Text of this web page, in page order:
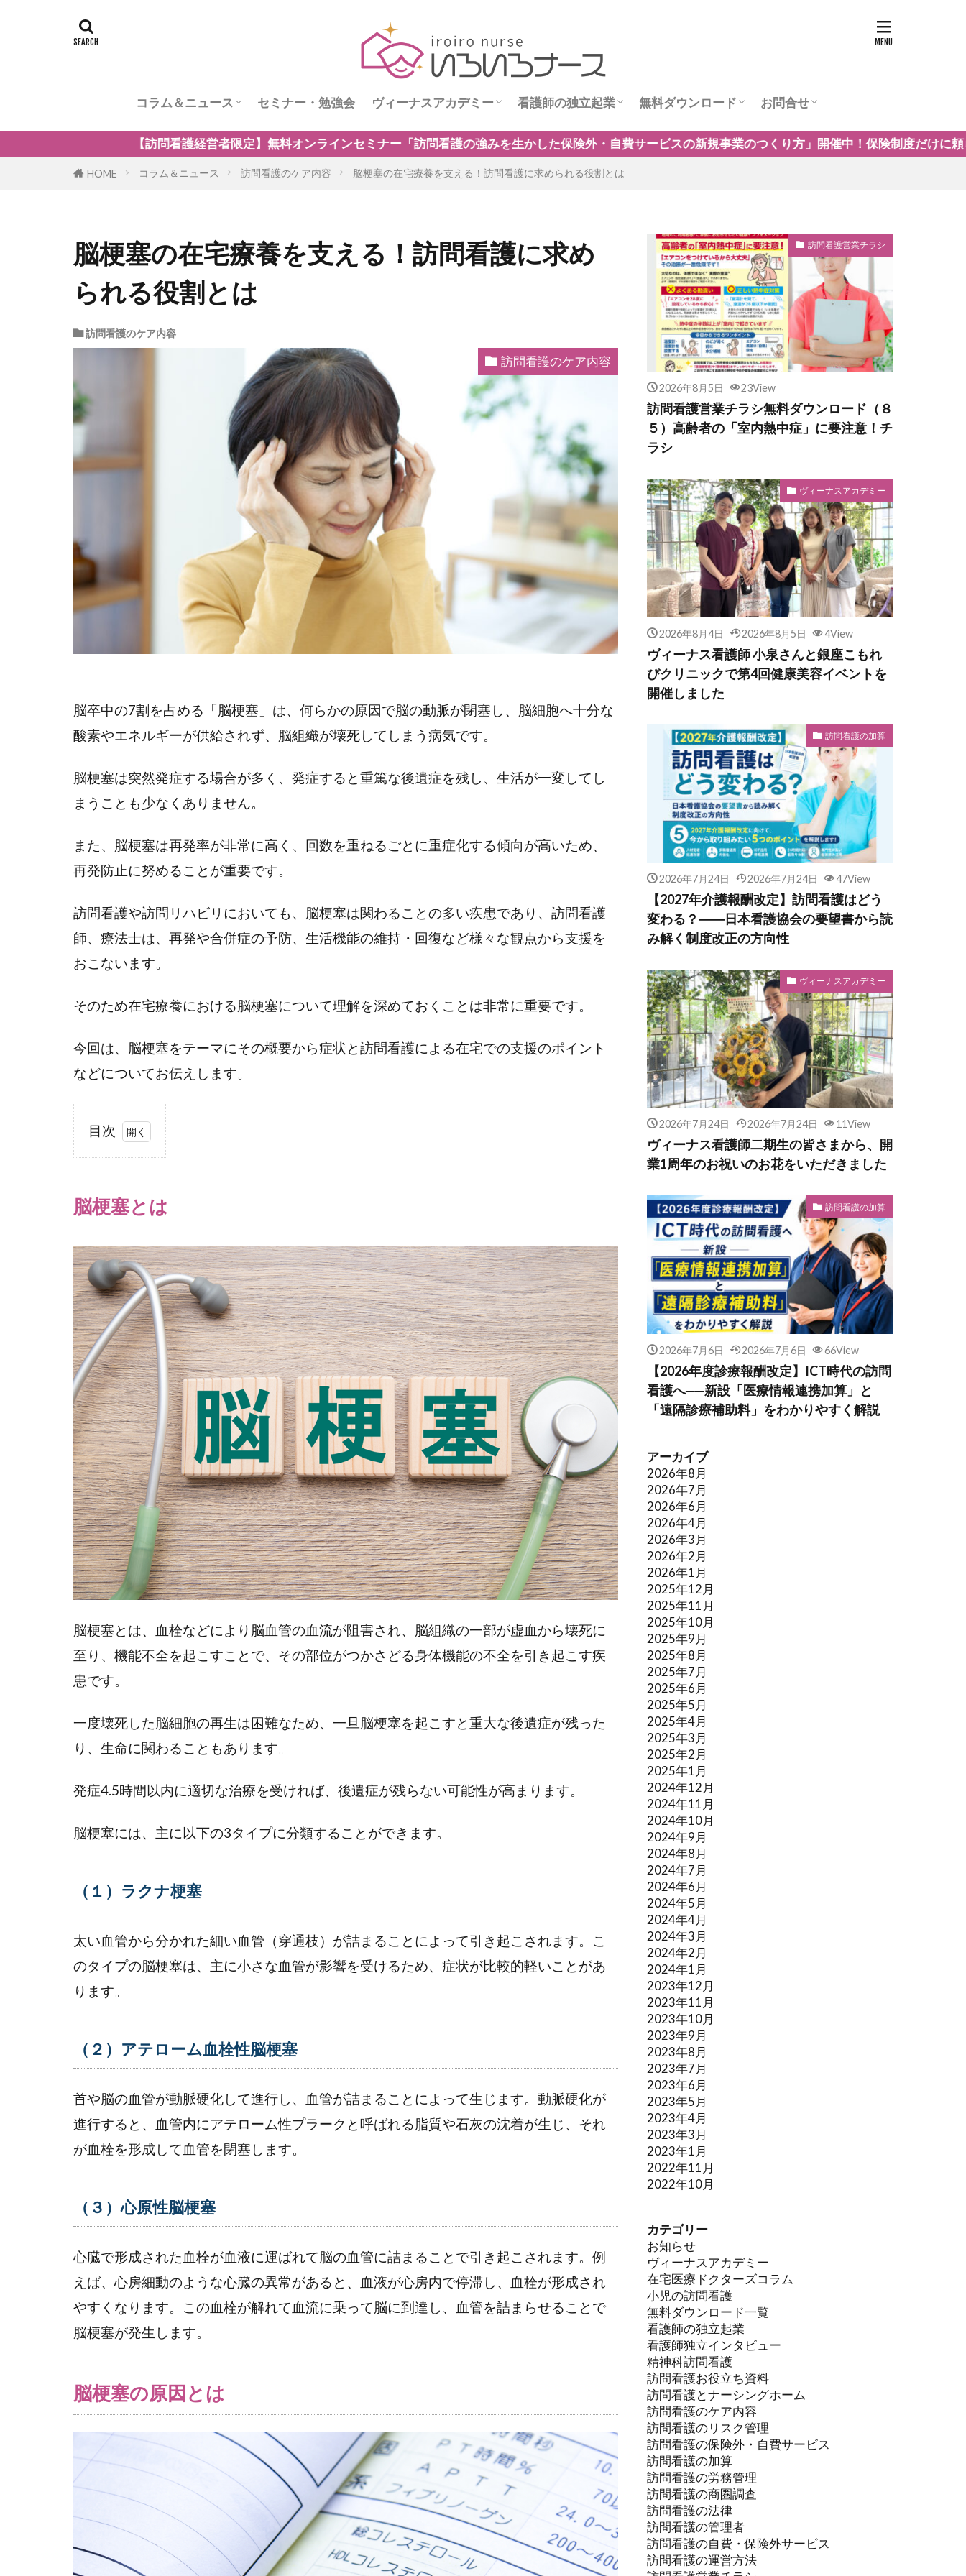
コラム＆ニュース
訪問看護のケア内容
訪問看護の管理者の役割
訪問看護のリスク管理
訪問看護の加算
訪問看護とナーシングホーム
訪問看護の自費・保険外サービス
訪問看護師のウェルビーング
小児の訪問看護
精神科訪問看護
訪問看護の法律
訪問看護師のマネジメント
セミナー・勉強会 ヴィーナスアカデミー
ヴィーナスニュース
看護師の独立起業
看護師独立インタビュー
無料ダウンロード
営業チラシテンプレート
訪問看護お役立ち資料
訪問看護の商圏調査
お問合せ
運営会社
営者限定】無料オンラインセミナー「訪問看護の強みを生かした保険外・自費サービスの新規事業のつくり方」開催中！保険制度だけに頼らない自費・保険外サービスの
HOME コラム＆ニュース 訪問看護のケア内容 脳梗塞の在宅療養を支える！訪問看護に求められる役割とは
脳梗塞の在宅療養を支える！訪問看護に求め
られる役割とは
訪問看護のケア内容
訪問看護のケア内容
脳卒中の7割を占める「脳梗塞」は、何らかの原因で脳の動脈が閉塞し、脳細胞へ十分な
酸素やエネルギーが供給されず、脳組織が壊死してしまう病気です。
脳梗塞は突然発症する場合が多く、発症すると重篤な後遺症を残し、生活が一変してし
まうことも少なくありません。
また、脳梗塞は再発率が非常に高く、回数を重ねるごとに重症化する傾向が高いため、
再発防止に努めることが重要です。
訪問看護や訪問リハビリにおいても、脳梗塞は関わることの多い疾患であり、訪問看護
師、療法士は、再発や合併症の予防、生活機能の維持・回復など様々な観点から支援を
おこないます。
そのため在宅療養における脳梗塞について理解を深めておくことは非常に重要です。
今回は、脳梗塞をテーマにその概要から症状と訪問看護による在宅での支援のポイント
などについてお伝えします。
目次
1
塞
と
は
1.1
（１）
ラクナ
梗塞
1.2
（２）
アテロ
ーム血
栓性脳
梗塞
1.3
（３）
心原性
脳梗塞
2
脳
梗
塞
の
原
因
脳
塞
再
ス
は
4
日
お
脳
塞
の
5
梗
の
症
状
塞の
症
7
塞
脳梗塞とは
脳梗塞とは、血栓などにより脳血管の血流が阻害され、脳組織の一部が虚血から壊死に
至り、機能不全を起こすことで、その部位がつかさどる身体機能の不全を引き起こす疾
患です。
一度壊死した脳細胞の再生は困難なため、一旦脳梗塞を起こすと重大な後遺症が残った
り、生命に関わることもあります。
発症4.5時間以内に適切な治療を受ければ、後遺症が残らない可能性が高まります。
脳梗塞には、主に以下の3タイプに分類することができます。
（１）ラクナ梗塞
太い血管から分かれた細い血管（穿通枝）が詰まることによって引き起こされます。こ
のタイプの脳梗塞は、主に小さな血管が影響を受けるため、症状が比較的軽いことがあ
ります。
（２）アテローム血栓性脳梗塞
首や脳の血管が動脈硬化して進行し、血管が詰まることによって生じます。動脈硬化が
進行すると、血管内にアテローム性プラークと呼ばれる脂質や石灰の沈着が生じ、それ
が血栓を形成して血管を閉塞します。
（３）心原性脳梗塞
心臓で形成された血栓が血液に運ばれて脳の血管に詰まることで引き起こされます。例
えば、心房細動のような心臓の異常があると、血液が心房内で停滞し、血栓が形成され
やすくなります。この血栓が解れて血流に乗って脳に到達し、血管を詰まらせることで
脳梗塞が発生します。
脳梗塞の原因とは
訪問看護営業チラシ
2026年8月5日 23View
訪問看護営業チラシ無料ダウンロード（８
５）高齢者の「室内熱中症」に要注意！チ
ラシ
ヴィーナスアカデミー
2026年8月4日 2026年8月5日 4View
ヴィーナス看護師 小泉さんと銀座こもれ
びクリニックで第4回健康美容イベントを
開催しました
訪問看護の加算
2026年7月24日 2026年7月24日 47View
【2027年介護報酬改定】訪問看護はどう
変わる？――日本看護協会の要望書から読
み解く制度改正の方向性
ヴィーナスアカデミー
2026年7月24日 2026年7月24日 11View
ヴィーナス看護師二期生の皆さまから、開
業1周年のお祝いのお花をいただきました
訪問看護の加算
2026年7月6日 2026年7月6日 66View
【2026年度診療報酬改定】ICT時代の訪問
看護へ──新設「医療情報連携加算」と
「遠隔診療補助料」をわかりやすく解説
アーカイブ
2026年8月
2026年7月
2026年6月
2026年4月
2026年3月
2026年2月
2026年1月
2025年12月
2025年11月
2025年10月
2025年9月
2025年8月
2025年7月
2025年6月
2025年5月
2025年4月
2025年3月
2025年2月
2025年1月
2024年12月
2024年11月
2024年10月
2024年9月
2024年8月
2024年7月
2024年6月
2024年5月
2024年4月
2024年3月
2024年2月
2024年1月
2023年12月
2023年11月
2023年10月
2023年9月
2023年8月
2023年7月
2023年6月
2023年5月
2023年4月
2023年3月
2023年1月
2022年11月
2022年10月
カテゴリー
お知らせ
ヴィーナスアカデミー
在宅医療ドクターズコラム
小児の訪問看護
無料ダウンロード一覧
看護師の独立起業
看護師独立インタビュー
精神科訪問看護
訪問看護お役立ち資料
訪問看護とナーシングホーム
訪問看護のケア内容
訪問看護のリスク管理
訪問看護の保険外・自費サービス
訪問看護の加算
訪問看護の労務管理
訪問看護の商圏調査
訪問看護の法律
訪問看護の管理者
訪問看護の自費・保険外サービス
訪問看護の運営方法